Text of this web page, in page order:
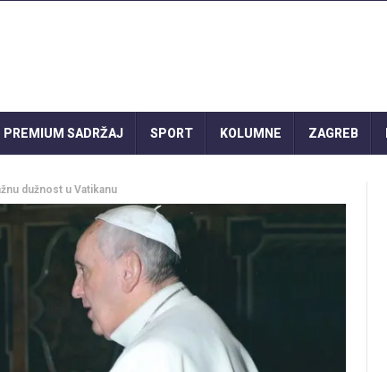
PREMIUM SADRŽAJ SPORT KOLUMNE ZAGREB
dužnost u Vatikanu